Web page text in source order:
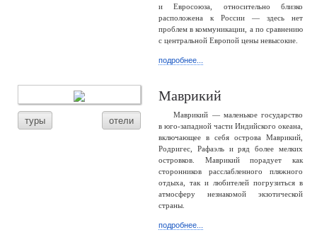
и Евросоюза, относительно близко
расположена к России — здесь нет
проблем в коммуникации, а по сравнению
с центральной Европой цены невысокие.
подробнее...
туры отели
Маврикий
Маврикий — маленькое государство
в юго-западной части Индийского океана,
включающее в себя острова Маврикий,
Родригес, Рафаэль и ряд более мелких
островков. Маврикий порадует как
сторонников расслабленного пляжного
отдыха, так и любителей погрузиться в
атмосферу незнакомой экзотической
страны.
подробнее...